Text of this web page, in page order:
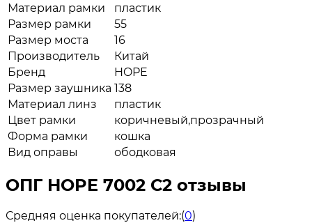
Материал рамки
пластик
Размер рамки
55
Размер моста
16
Производитель
Китай
Бренд
HOPE
Размер заушника 138
Материал линз
пластик
Цвет рамки
коричневый,прозрачный
Форма рамки
кошка
Вид оправы
ободковая
ОПГ HOPE 7002 С2 отзывы
Средняя оценка покупателей:(0)